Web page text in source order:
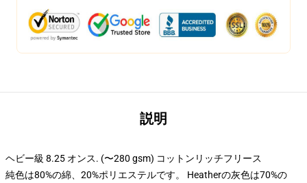
説明
ヘビー級 8.25 オンス. (〜280 gsm) コットンリッチフリース
純色は80%の綿、20%ポリエステルです。 Heatherの灰色は70%の